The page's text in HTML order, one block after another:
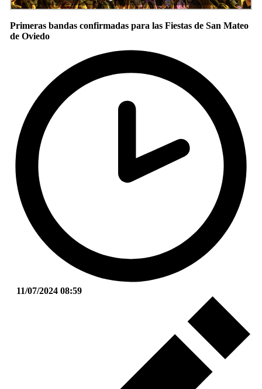
Primeras bandas confirmadas para las Fiestas de San Mateo
de Oviedo
11/07/2024 08:59